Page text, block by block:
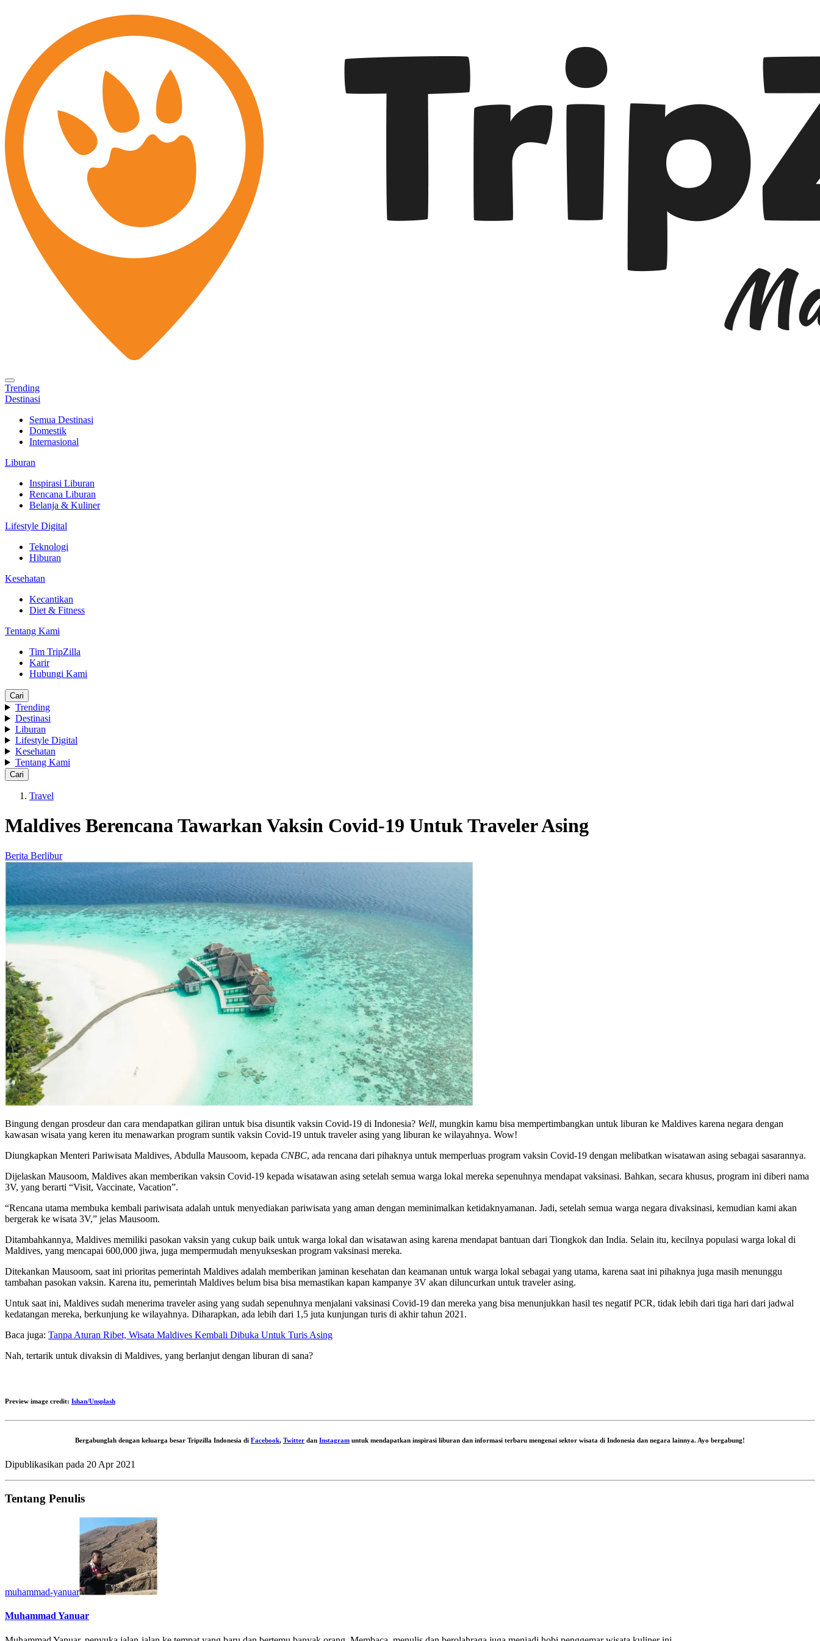
Trending
Destinasi
Semua Destinasi
Domestik
Internasional
Liburan
Inspirasi Liburan
Rencana Liburan
Belanja & Kuliner
Lifestyle Digital
Teknologi
Hiburan
Kesehatan
Kecantikan
Diet & Fitness
Tentang Kami
Tim TripZilla
Karir
Hubungi Kami
Cari
Trending
Destinasi
Liburan
Lifestyle Digital
Kesehatan
Tentang Kami
Cari
Travel
Maldives Berencana Tawarkan Vaksin Covid-19 Untuk Traveler Asing
Berita Berlibur
Bingung dengan prosdeur dan cara mendapatkan giliran untuk bisa disuntik vaksin Covid-19 di Indonesia? Well, mungkin kamu bisa mempertimbangkan untuk liburan ke Maldives karena negara dengan
kawasan wisata yang keren itu menawarkan program suntik vaksin Covid-19 untuk traveler asing yang liburan ke wilayahnya. Wow!
Diungkapkan Menteri Pariwisata Maldives, Abdulla Mausoom, kepada CNBC, ada rencana dari pihaknya untuk memperluas program vaksin Covid-19 dengan melibatkan wisatawan asing sebagai sasarannya.
Dijelaskan Mausoom, Maldives akan memberikan vaksin Covid-19 kepada wisatawan asing setelah semua warga lokal mereka sepenuhnya mendapat vaksinasi. Bahkan, secara khusus, program ini diberi nama
3V, yang berarti “Visit, Vaccinate, Vacation”.
“Rencana utama membuka kembali pariwisata adalah untuk menyediakan pariwisata yang aman dengan meminimalkan ketidaknyamanan. Jadi, setelah semua warga negara divaksinasi, kemudian kami akan
bergerak ke wisata 3V,” jelas Mausoom.
Ditambahkannya, Maldives memiliki pasokan vaksin yang cukup baik untuk warga lokal dan wisatawan asing karena mendapat bantuan dari Tiongkok dan India. Selain itu, kecilnya populasi warga lokal di
Maldives, yang mencapai 600,000 jiwa, juga mempermudah menyukseskan program vaksinasi mereka.
Ditekankan Mausoom, saat ini prioritas pemerintah Maldives adalah memberikan jaminan kesehatan dan keamanan untuk warga lokal sebagai yang utama, karena saat ini pihaknya juga masih menunggu
tambahan pasokan vaksin. Karena itu, pemerintah Maldives belum bisa bisa memastikan kapan kampanye 3V akan diluncurkan untuk traveler asing.
Untuk saat ini, Maldives sudah menerima traveler asing yang sudah sepenuhnya menjalani vaksinasi Covid-19 dan mereka yang bisa menunjukkan hasil tes negatif PCR, tidak lebih dari tiga hari dari jadwal
kedatangan mereka, berkunjung ke wilayahnya. Diharapkan, ada lebih dari 1,5 juta kunjungan turis di akhir tahun 2021.
Baca juga: Tanpa Aturan Ribet, Wisata Maldives Kembali Dibuka Untuk Turis Asing
Nah, tertarik untuk divaksin di Maldives, yang berlanjut dengan liburan di sana?
Preview image credit: Ishan/Unsplash
Bergabunglah dengan keluarga besar Tripzilla Indonesia di Facebook, Twitter dan Instagram untuk mendapatkan inspirasi liburan dan informasi terbaru mengenai sektor wisata di Indonesia dan negara lainnya. Ayo bergabung!
Dipublikasikan pada 20 Apr 2021
Tentang Penulis
muhammad-yanuar
Muhammad Yanuar